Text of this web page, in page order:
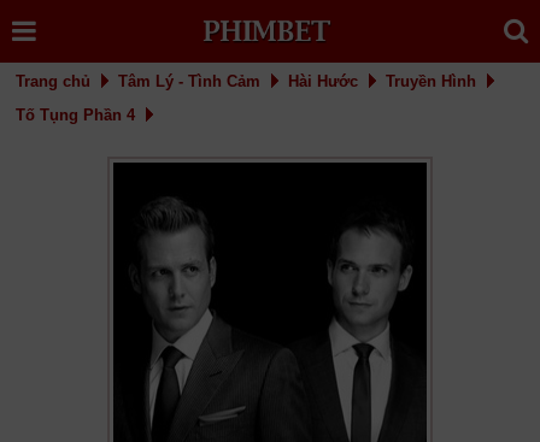
Trang chủ Tâm Lý - Tình Cảm Hài Hước
Truyền Hình
Tố Tụng Phần 4